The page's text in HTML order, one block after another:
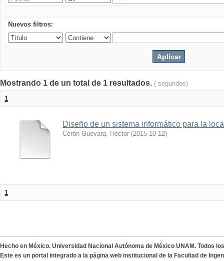
Nuevos filtros:
Mostrando 1 de un total de 1 resultados. ( segundos)
1
Diseño de un sistema informático para la
Cerón Guevara, Héctor (2015-10-12)
1
Hecho en México. Universidad Nacional Autónoma de México UNAM. Todos
Este es un portal integrado a la página web institucional de la Facultad de